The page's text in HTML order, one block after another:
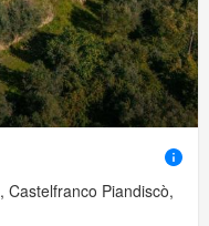
Castelfranco Piandiscò,